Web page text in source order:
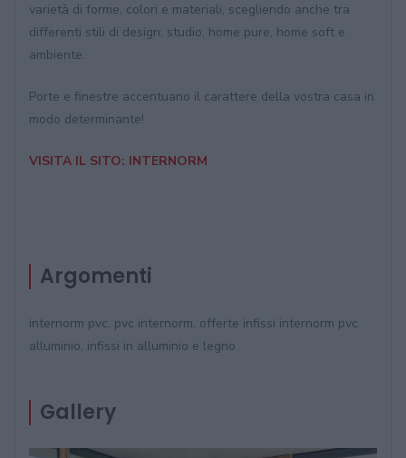
varietà di forme, colori e materiali, scegliendo anche tra
differenti stili di design: studio, home pure, home soft e
ambiente.
Porte e finestre accentuano il carattere della vostra casa in
modo determinante!
VISITA IL SITO: INTERNORM
Argomenti
internorm pvc, pvc internorm, offerte infissi internorm pvc
alluminio, infissi in alluminio e legno
Gallery